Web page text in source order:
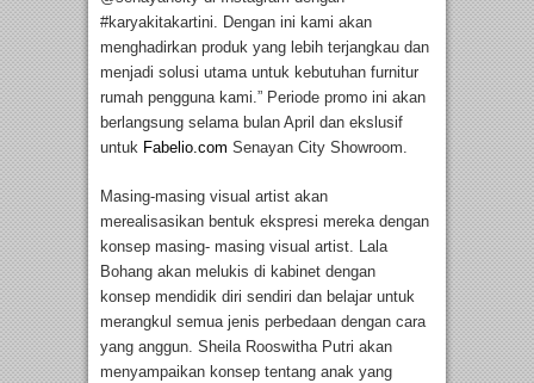
#karyakitakartini. Dengan ini kami akan
menghadirkan produk yang lebih terjangkau dan
menjadi solusi utama untuk kebutuhan furnitur
rumah pengguna kami.” Periode promo ini akan
berlangsung selama bulan April dan ekslusif
untuk Fabelio.com Senayan City Showroom.
Masing-masing visual artist akan
merealisasikan bentuk ekspresi mereka dengan
konsep masing- masing visual artist. Lala
Bohang akan melukis di kabinet dengan
konsep mendidik diri sendiri dan belajar untuk
merangkul semua jenis perbedaan dengan cara
yang anggun. Sheila Rooswitha Putri akan
menyampaikan konsep tentang anak yang